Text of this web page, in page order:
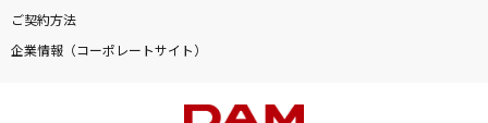
ご契約方法
企業情報（コーポレートサイト）